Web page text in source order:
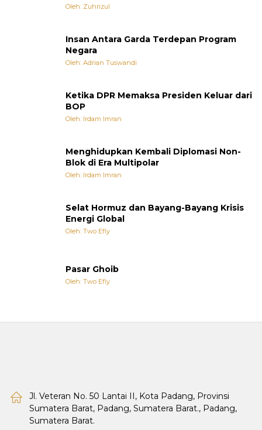
Oleh: Zuhrizul
Insan Antara Garda Terdepan Program
Negara
Oleh: Adrian Tuswandi
Ketika DPR Memaksa Presiden Keluar dari
BOP
Oleh: Irdam Imran
Menghidupkan Kembali Diplomasi Non-
Blok di Era Multipolar
Oleh: Irdam Imran
Selat Hormuz dan Bayang-Bayang Krisis
Energi Global
Oleh: Two Efly
Pasar Ghoib
Oleh: Two Efly
Jl. Veteran No. 50 Lantai II, Kota Padang, Provinsi
Sumatera Barat, Padang, Sumatera Barat., Padang,
Sumatera Barat.